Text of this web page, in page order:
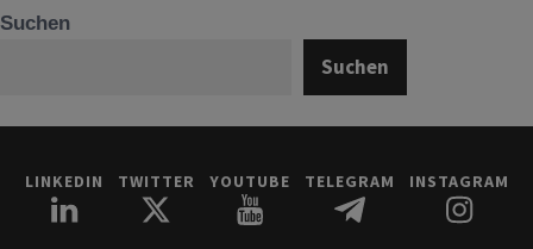
Suchen
Suchen
LINKEDIN TWITTER YOUTUBE TELEGRAM INSTAGRAM